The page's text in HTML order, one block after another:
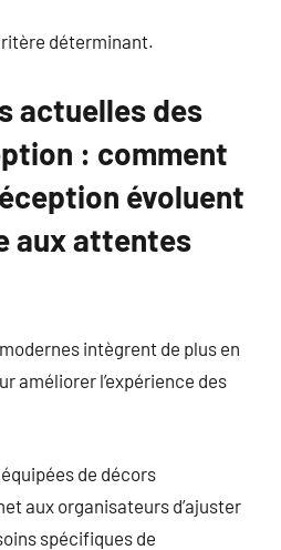
déterminant.
actuelles des
: comment
évoluent
aux attentes
intègrent de plus en
améliorer l’expérience des
de décors
aux organisateurs d’ajuster
spécifiques de